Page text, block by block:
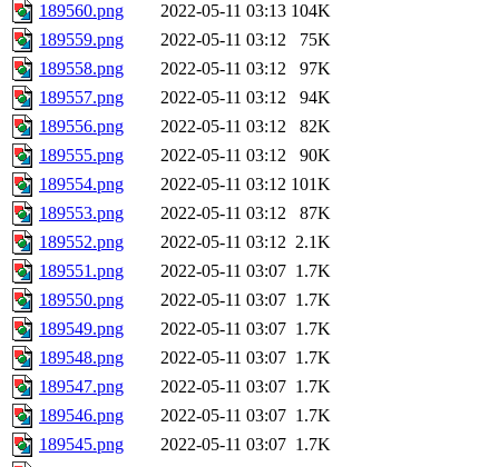
189560.png
2022-05-11 03:13 104K
189559.png
2022-05-11 03:12
75K
189558.png
2022-05-11 03:12
97K
189557.png
2022-05-11 03:12
94K
189556.png
2022-05-11 03:12
82K
189555.png
2022-05-11 03:12
90K
189554.png
2022-05-11 03:12 101K
189553.png
2022-05-11 03:12
87K
189552.png
2022-05-11 03:12 2.1K
189551.png
2022-05-11 03:07 1.7K
189550.png
2022-05-11 03:07 1.7K
189549.png
2022-05-11 03:07 1.7K
189548.png
2022-05-11 03:07 1.7K
189547.png
2022-05-11 03:07 1.7K
189546.png
2022-05-11 03:07 1.7K
189545.png
2022-05-11 03:07 1.7K